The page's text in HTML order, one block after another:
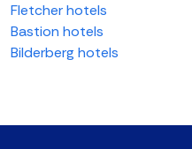
Fletcher hotels
Bastion hotels
Bilderberg hotels